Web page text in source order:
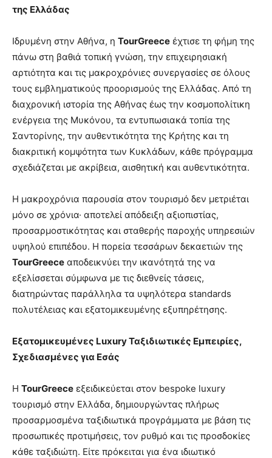
της Ελλάδας
Ιδρυμένη στην Αθήνα, η TourGreece έχτισε τη φήμη της
πάνω στη βαθιά τοπική γνώση, την επιχειρησιακή
αρτιότητα και τις μακροχρόνιες συνεργασίες σε όλους
τους εμβληματικούς προορισμούς της Ελλάδας. Από τη
διαχρονική ιστορία της Αθήνας έως την κοσμοπολίτικη
ενέργεια της Μυκόνου, τα εντυπωσιακά τοπία της
Σαντορίνης, την αυθεντικότητα της Κρήτης και τη
διακριτική κομψότητα των Κυκλάδων, κάθε πρόγραμμα
σχεδιάζεται με ακρίβεια, αισθητική και αυθεντικότητα.
Η μακροχρόνια παρουσία στον τουρισμό δεν μετριέται
μόνο σε χρόνια· αποτελεί απόδειξη αξιοπιστίας,
προσαρμοστικότητας και σταθερής παροχής υπηρεσιών
υψηλού επιπέδου. Η πορεία τεσσάρων δεκαετιών της
TourGreece αποδεικνύει την ικανότητά της να
εξελίσσεται σύμφωνα με τις διεθνείς τάσεις,
διατηρώντας παράλληλα τα υψηλότερα standards
πολυτέλειας και εξατομικευμένης εξυπηρέτησης.
Εξατομικευμένες LuxuryΤαξιδιωτικές Εμπειρίες,
Σχεδιασμένες για Εσάς
Η TourGreece εξειδικεύεται στον bespoke luxury
τουρισμό στην Ελλάδα, δημιουργώντας πλήρως
προσαρμοσμένα ταξιδιωτικά προγράμματα με βάση τις
προσωπικές προτιμήσεις, τον ρυθμό και τις προσδοκίες
κάθε ταξιδιώτη. Είτε πρόκειται για ένα ιδιωτικό